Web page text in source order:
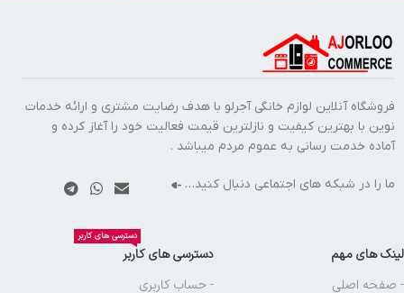
فروشگاه آنلاین لوازم خانگی آجرلو با هدف رضایت مشتری و ارائه خدمات
نوین با بهترین کیفیت و نازلترین قیمت فعالیت خود را آغاز کرده و
آماده خدمت رسانی به عموم مردم میباشد .
ما را در شبکه های اجتماعی دنبال کنید…
لینک های مهم
- صفحه اصلی
دسترسی های کاربر
دسترسی های کاربر
- حساب کاربری